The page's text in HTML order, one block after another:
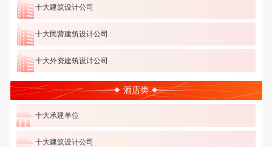
位。 PS：在设计公司的评选中，有效楼宇项目是指处于设计阶段
或文件草拟阶段（招标前的文件准备）的项目；在施工单位、室
内设计及室内装修单位的评选中，有效楼宇项目是指处于主体施
石油化工项目、园林景观和公用设施均不包括在有效项目范围
内。供应商品牌及分包单位的评选则是基于RCC瑞达恒在2020年
所收录的公开中标信息。
十大建筑设计公司
十大民营建筑设计公司
十大外资建筑设计公司
酒店类
十大承建单位
十大建筑设计公司